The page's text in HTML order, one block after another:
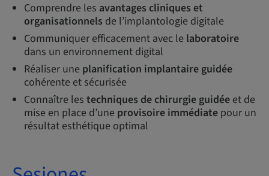
Comprendre les avantages cliniques et
organisationnels de l’implantologie digitale
Communiquer efficacement avec le laboratoire
dans un environnement digital
Réaliser une planification implantaire guidée
cohérente et sécurisée
Connaître les techniques de chirurgie guidée et de
mise en place d’une provisoire immédiate pour un
résultat esthétique optimal